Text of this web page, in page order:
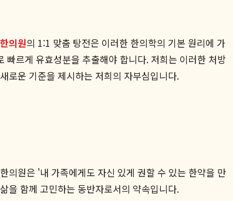
의원의 1:1 맞춤 탕전은 이러한 한의학의 기본 원리에 가
르게 유효성분을 추출해야 합니다. 저희는 이러한 처방
로운 기준을 제시하는 저희의 자부심입니다.
의원은 '내 가족에게도 자신 있게 권할 수 있는 한약을 만
을 함께 고민하는 동반자로서의 약속입니다.